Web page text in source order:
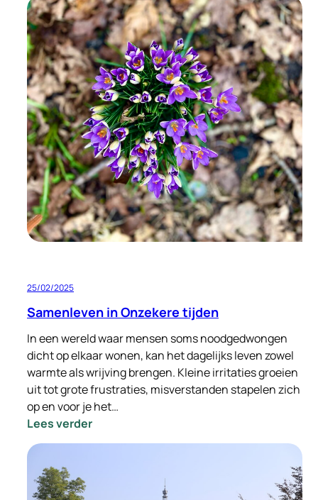
INGEVULD-
Maak
het
verschil
als
Huismeester
/
Coördinator
dagelijks
onderhoud!
25/02/2025
Samenleven in Onzekere tijden
In een wereld waar mensen soms noodgedwongen
dicht op elkaar wonen, kan het dagelijks leven zowel
warmte als wrijving brengen. Kleine irritaties groeien
uit tot grote frustraties, misverstanden stapelen zich
op en voor je het…
Lees verder:
Samenleven